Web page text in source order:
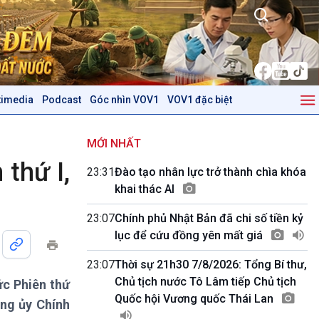
Podcast Góc nhìn VOV1 VOV1 đặc biệt
Trước giờ mở cửa
Dòng chảy Kinh tế
Tuyên chiến với gian lận
thương mại
Mùa vàng
Biển đảo Việt Nam
Tâm tình biên giới và hải
đảo
Tìm hiểu biển, đảo Việt
Nam
Podcast
Góc nhìn VOV1
Bình luận
thứ I,
Phiên thứ
ủy Chính
MỚI NHẤT
23:31Đào tạo nhân lực trở thành chìa khóa
khai thác AI
23:07Chính phủ Nhật Bản đã chi số tiền kỷ
lục để cứu đồng yên mất giá
23:07Thời sự 21h30 7/8/2026: Tổng Bí thư,
Chủ tịch nước Tô Lâm tiếp Chủ tịch
Quốc hội Vương quốc Thái Lan